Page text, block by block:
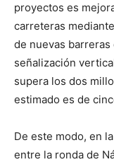
proyectos es
carreteras
de nuevas
señalización
supera los dos
estimado es de
De este modo, en
entre la ronda de